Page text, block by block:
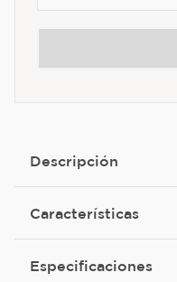
Descripción
Características
Especificaciones